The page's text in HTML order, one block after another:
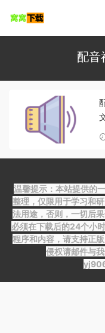
配音
温馨提示：本站提供的
整理，仅限用于学习和
法用途，否则，一切后
必须在下载后的24个小
程序和内容，请支持正
侵权请邮件与